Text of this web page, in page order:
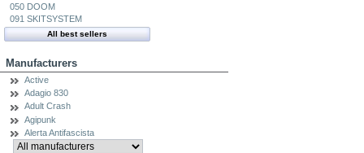
050 DOOM
091 SKITSYSTEM
All best sellers
Manufacturers
Active
Adagio 830
Adult Crash
Agipunk
Alerta Antifascista